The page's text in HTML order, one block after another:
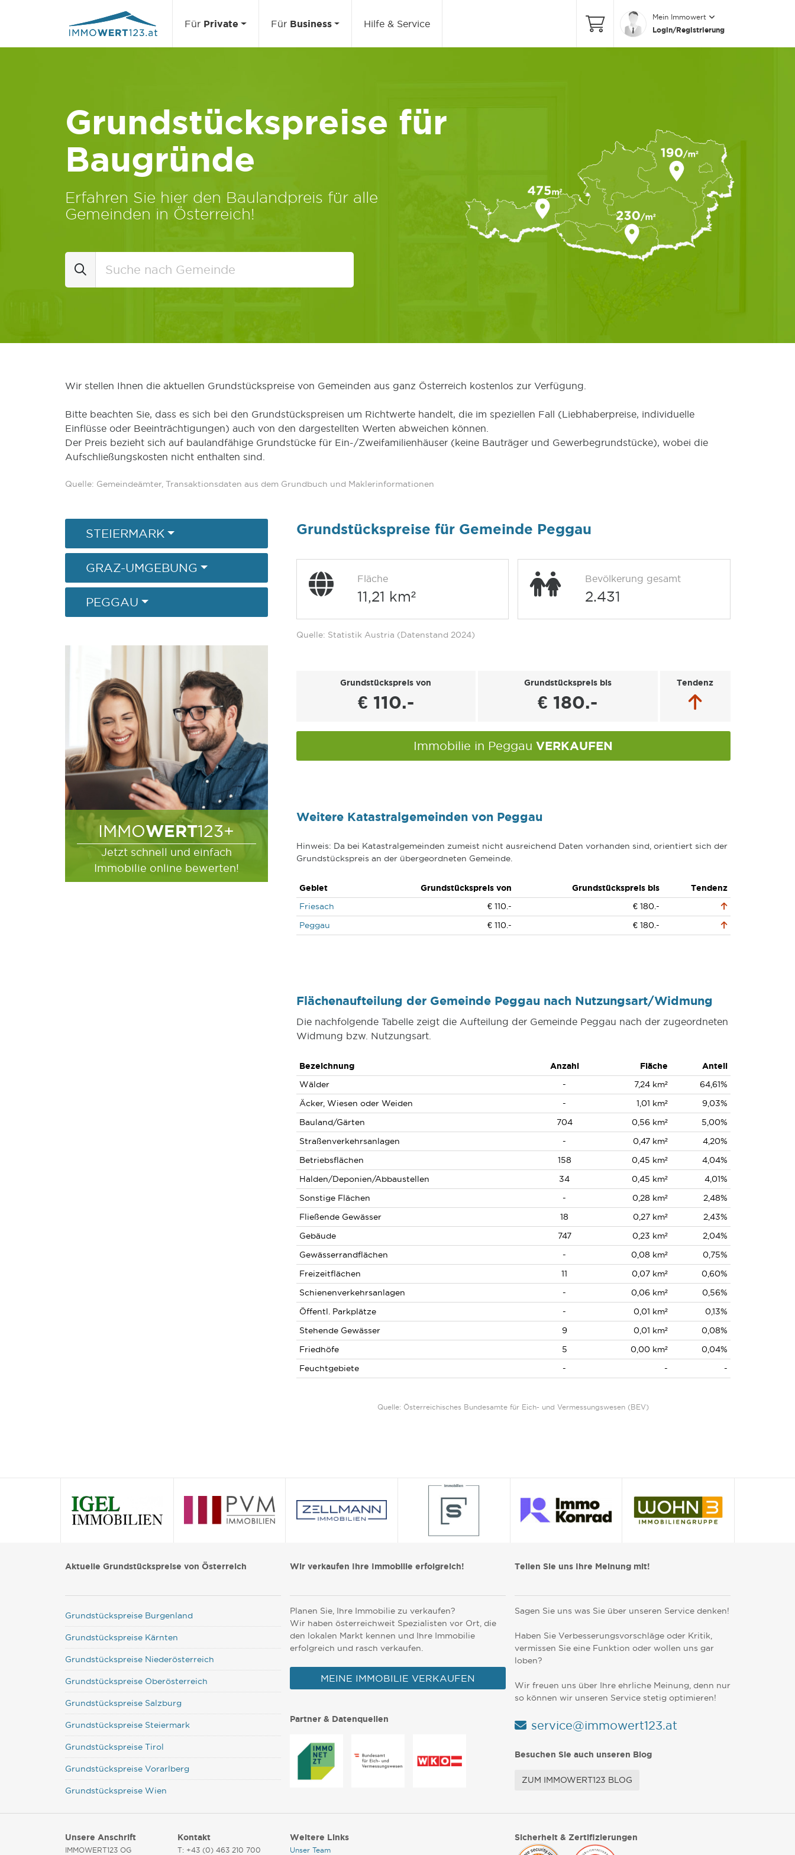
Für Private Für Business Hilfe & Service
Mein Immowert
Login/Registrierung
Grundstückspreise für
Baugründe
Erfahren Sie hier den Baulandpreis für alle
Gemeinden in Österreich!
Wir stellen Ihnen die aktuellen Grundstückspreise von Gemeinden aus ganz Österreich kostenlos zur Verfügung.
Bitte beachten Sie, dass es sich bei den Grundstückspreisen um Richtwerte handelt, die im speziellen Fall (Liebhaberpreise, individuelle
Einflüsse oder Beeinträchtigungen) auch von den dargestellten Werten abweichen können.
Der Preis bezieht sich auf baulandfähige Grundstücke für Ein-/Zweifamilienhäuser (keine Bauträger und Gewerbegrundstücke), wobei die
Aufschließungskosten nicht enthalten sind.
Quelle: Gemeindeämter, Transaktionsdaten aus dem Grundbuch und Maklerinformationen
STEIERMARK
GRAZ-UMGEBUNG
PEGGAU
IMMOWERT123+
Jetzt schnell und einfach
Immobilie online bewerten!
Grundstückspreise für Gemeinde Peggau
Fläche
11,21 km²
Bevölkerung gesamt
2.431
Quelle: Statistik Austria (Datenstand 2024)
Grundstückspreis von
€ 110.-
Grundstückspreis bis
€ 180.-
Tendenz
Immobilie in Peggau VERKAUFEN
Weitere Katastralgemeinden von Peggau
Hinweis: Da bei Katastralgemeinden zumeist nicht ausreichend Daten vorhanden sind, orientiert sich der
Grundstückspreis an der übergeordneten Gemeinde.
Gebiet Grundstückspreis von Grundstückspreis bis
Tendenz
Friesach
€ 110.-
€ 180.-
Peggau
€ 110.- € 180.-
Flächenaufteilung der Gemeinde Peggau nach Nutzungsart/Widmung
Die nachfolgende Tabelle zeigt die Aufteilung der Gemeinde Peggau nach der zugeordneten
Widmung bzw. Nutzungsart.
Bezeichnung Anzahl Fläche
Anteil
Wälder
- 7,24 km²
64,61%
Äcker, Wiesen oder Weiden
- 1,01 km²
9,03%
Bauland/Gärten
704 0,56 km²
5,00%
Straßenverkehrsanlagen
- 0,47 km²
4,20%
Betriebsflächen
158 0,45 km²
4,04%
Halden/Deponien/Abbaustellen
34 0,45 km²
4,01%
Sonstige Flächen
- 0,28 km²
2,48%
Fließende Gewässer
18 0,27 km²
2,43%
Gebäude
747 0,23 km²
2,04%
Gewässerrandflächen
- 0,08 km²
0,75%
Freizeitflächen
11 0,07 km²
0,60%
Schienenverkehrsanlagen
- 0,06 km²
0,56%
Öffentl. Parkplätze
- 0,01 km²
0,13%
Stehende Gewässer
9 0,01 km²
0,08%
Friedhöfe
5 0,00 km²
0,04%
Feuchtgebiete
- - -
Quelle: Österreichisches Bundesamte für Eich- und Vermessungswesen (BEV)
Aktuelle Grundstückspreise von Österreich
Grundstückspreise Burgenland
Grundstückspreise Kärnten
Grundstückspreise Niederösterreich
Grundstückspreise Oberösterreich
Grundstückspreise Salzburg
Grundstückspreise Steiermark
Grundstückspreise Tirol
Grundstückspreise Vorarlberg
Grundstückspreise Wien
Wir verkaufen Ihre Immobilie erfolgreich!
Planen Sie, Ihre Immobilie zu verkaufen?
Wir haben österreichweit Spezialisten vor Ort, die
den lokalen Markt kennen und Ihre Immobilie
erfolgreich und rasch verkaufen.
MEINE IMMOBILIE VERKAUFEN
Partner & Datenquellen
Teilen Sie uns Ihre Meinung mit!
Sagen Sie uns was Sie über unseren Service denken!
Haben Sie Verbesserungsvorschläge oder Kritik,
vermissen Sie eine Funktion oder wollen uns gar
loben?
Wir freuen uns über Ihre ehrliche Meinung, denn nur
so können wir unseren Service stetig optimieren!
service@immowert123.at
Besuchen Sie auch unseren Blog
ZUM IMMOWERT123 BLOG
Unsere Anschrift
IMMOWERT123 OG
Kontakt
T: +43 (0) 463 210 700
Weitere Links
Unser Team
Sicherheit & Zertifizierungen